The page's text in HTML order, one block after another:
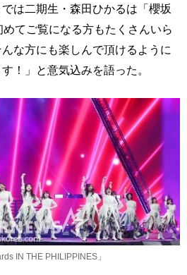
は二期生・森田ひかるは「櫻坂
てご覧になる方もたくさんいら
な方にも楽しんで頂けるように
！」と意気込みを語った。
IN THE PHILIPPINES」